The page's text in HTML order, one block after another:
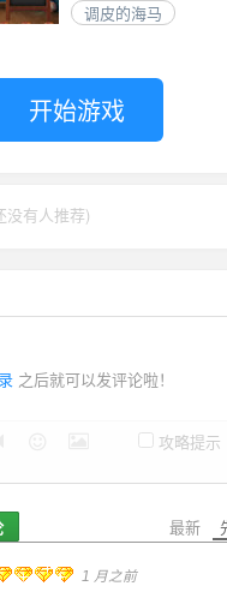
调皮的海马
开始游戏
没有人推荐)
之后就可以发评论啦！
攻略提示
最新
1 月之前